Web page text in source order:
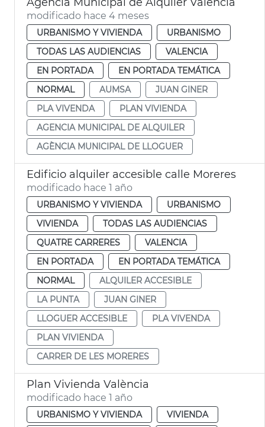
modificado hace 4 meses
URBANISMO Y VIVIENDA
URBANISMO
TODAS LAS AUDIENCIAS
VALENCIA
EN PORTADA
EN PORTADA TEMÁTICA
NORMAL
AUMSA
JUAN GINER
PLA VIVENDA
PLAN VIVIENDA
AGENCIA MUNICIPAL DE ALQUILER
AGÈNCIA MUNICIPAL DE LLOGUER
Edificio alquiler accesible calle Moreres
modificado hace 1 año
URBANISMO Y VIVIENDA
URBANISMO
VIVIENDA
TODAS LAS AUDIENCIAS
QUATRE CARRERES
VALENCIA
EN PORTADA
EN PORTADA TEMÁTICA
NORMAL
ALQUILER ACCESIBLE
LA PUNTA
JUAN GINER
LLOGUER ACCESIBLE
PLA VIVENDA
PLAN VIVIENDA
CARRER DE LES MORERES
Plan Vivienda València
modificado hace 1 año
URBANISMO Y VIVIENDA
VIVIENDA